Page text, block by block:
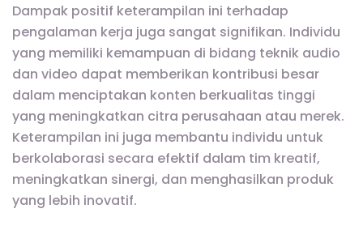
Dampak positif keterampilan ini terhadap
pengalaman kerja juga sangat signifikan. Individu
yang memiliki kemampuan di bidang teknik audio
dan video dapat memberikan kontribusi besar
dalam menciptakan konten berkualitas tinggi
yang meningkatkan citra perusahaan atau merek.
Keterampilan ini juga membantu individu untuk
berkolaborasi secara efektif dalam tim kreatif,
meningkatkan sinergi, dan menghasilkan produk
yang lebih inovatif.